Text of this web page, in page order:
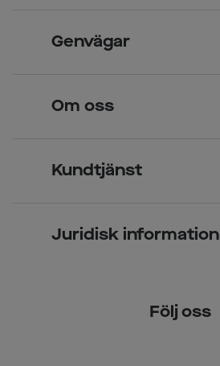
Över 70 butiker
Genvägar
Kontaktlinser
Om oss
Kundtjänst
Juridisk information
Följ oss